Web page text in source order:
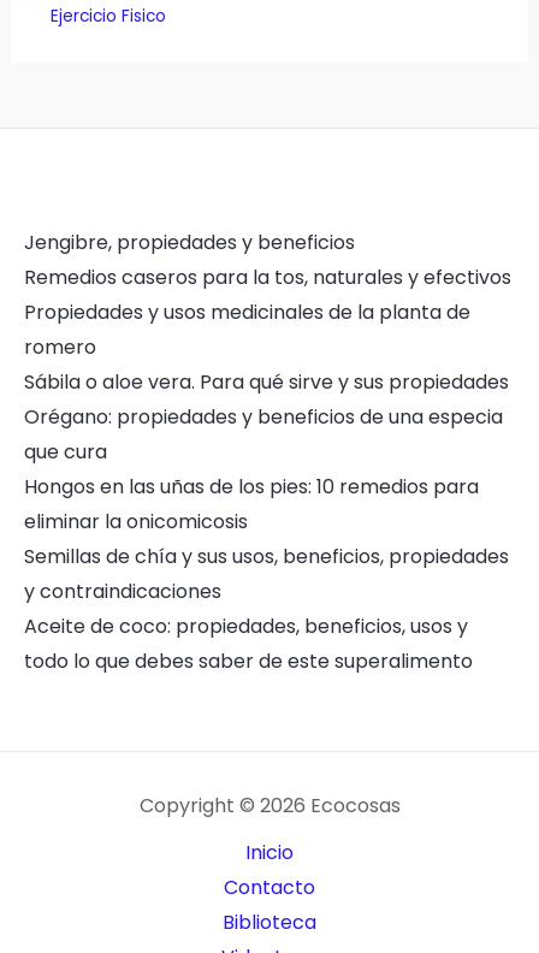
Ejercicio Fisico
Jengibre, propiedades y beneficios
Remedios caseros para la tos, naturales y efectivos
Propiedades y usos medicinales de la planta de
romero
Sábila o aloe vera. Para qué sirve y sus propiedades
Orégano: propiedades y beneficios de una especia
que cura
Hongos en las uñas de los pies: 10 remedios para
eliminar la onicomicosis
Semillas de chía y sus usos, beneficios, propiedades
y contraindicaciones
Aceite de coco: propiedades, beneficios, usos y
todo lo que debes saber de este superalimento
Copyright © 2026 Ecocosas
Inicio
Contacto
Biblioteca